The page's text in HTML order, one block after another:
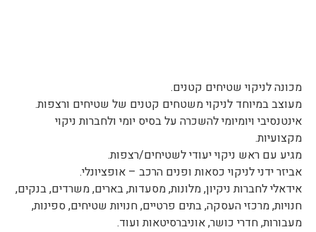
מכונה לניקוי שטיחים קטנים.
מעוצב במיוחד לניקוי משטחים קטנים של שטיחים ורצפות.
אינטנסיבי ויומיומי להשכרה על בסיס יומי ולחברות ניקוי
מקצועיות.
מגיע עם ראש ניקוי יעודי לשטיחים/רצפות.
אביזר ידני לניקוי כסאות ופנים הרכב – אופציונלי.
אידאלי לחברות ניקיון, מלונות, מסעדות, בארים, משרדים, בנקים,
חנויות, מרכזי העסקה, בתים פרטיים, חנויות שטיחים, ספינות,
מעבורות, חדרי כושר, אוניברסיטאות ועוד.